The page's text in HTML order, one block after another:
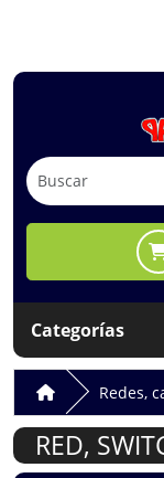
Categorías
Redes,
RED,